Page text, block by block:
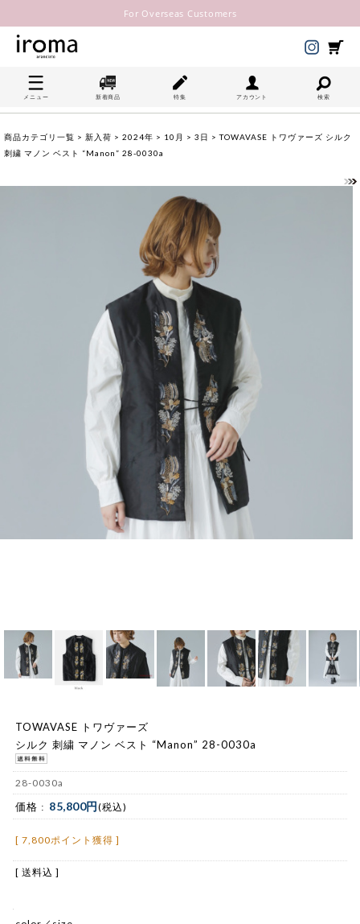
For Overseas Customers
メニュー 新着商品 特集 アカウント 検索
商品カテゴリ一覧 > 新入荷 > 2024年 > 10月 > 3日 > TOWAVASE トワヴァーズ シルク
刺繍 マノン ベスト “Manon” 28-0030a
TOWAVASE トワヴァーズ
シルク 刺繍 マノン ベスト “Manon” 28-0030a
28-0030a
価格 : 85,800円(税込)
[ 7,800ポイント獲得 ]
[ 送料込 ]